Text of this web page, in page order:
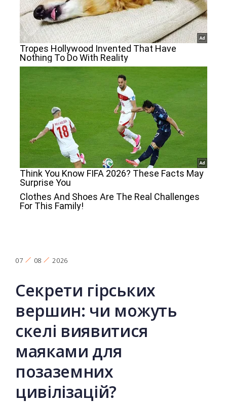
07 08 2026
Секрети гірських
вершин: чи можуть
скелі виявитися
маяками для
позаземних
цивілізацій?